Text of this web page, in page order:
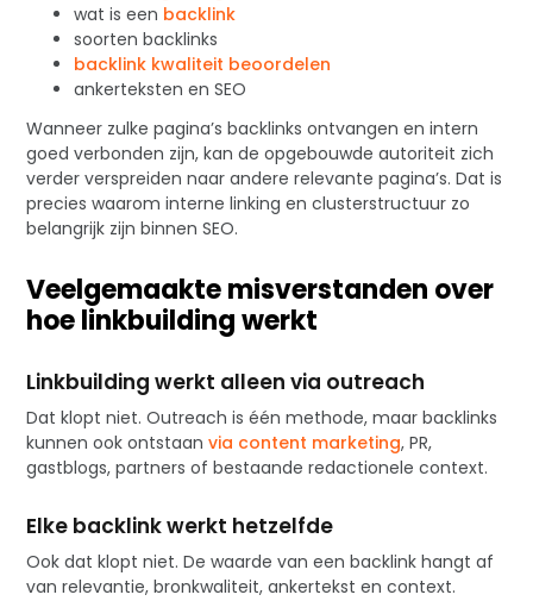
wat is een backlink
soorten backlinks
backlink kwaliteit beoordelen
ankerteksten en SEO
Wanneer zulke pagina’s backlinks ontvangen en intern
goed verbonden zijn, kan de opgebouwde autoriteit zich
verder verspreiden naar andere relevante pagina’s. Dat is
precies waarom interne linking en clusterstructuur zo
belangrijk zijn binnen SEO.
Veelgemaakte misverstanden over
hoe linkbuilding werkt
Linkbuilding werkt alleen via outreach
Dat klopt niet. Outreach is één methode, maar backlinks
kunnen ook ontstaanvia content marketing, PR,
gastblogs, partners of bestaande redactionele context.
Elke backlink werkt hetzelfde
Ook dat klopt niet. De waarde van een backlink hangt af
van relevantie, bronkwaliteit, ankertekst en context.